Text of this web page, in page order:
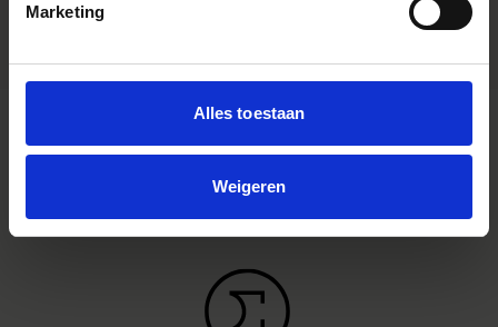
Marketing
Alles toestaan
Weigeren